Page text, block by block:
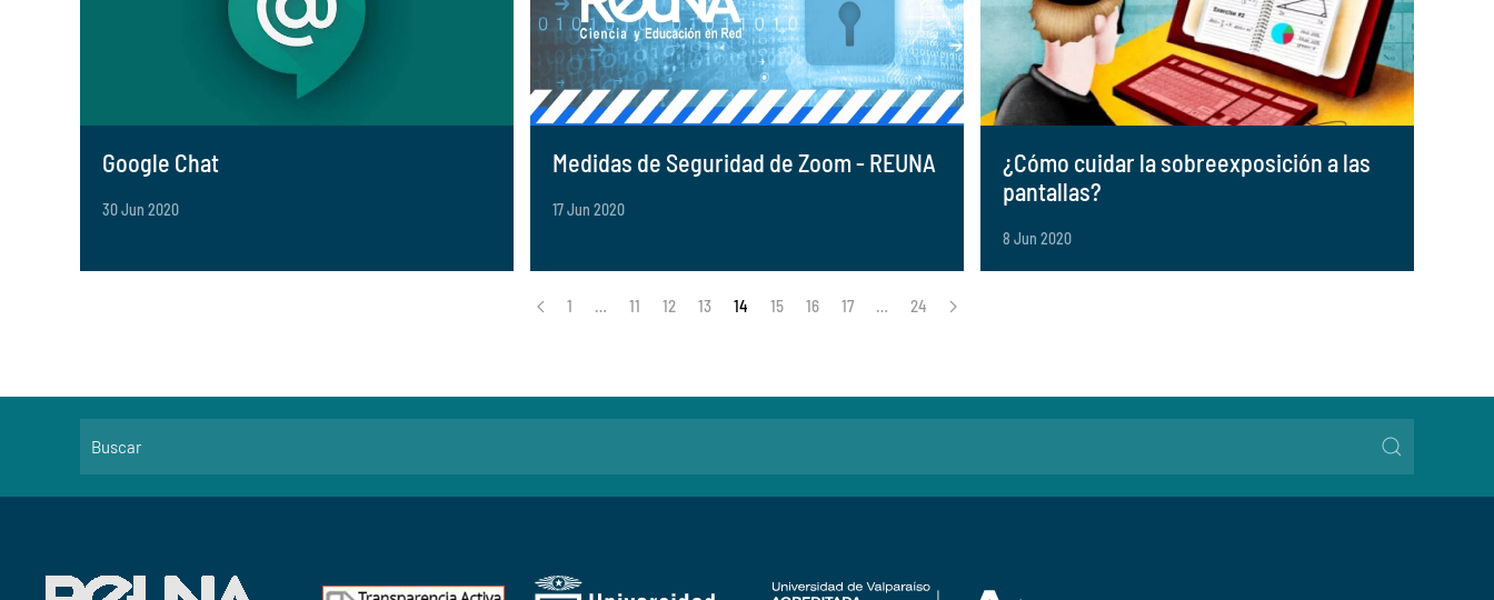
Google Chat
30 Jun 2020
Medidas de Seguridad de Zoom - REUNA
17 Jun 2020
¿Cómo cuidar la sobreexposición a las
pantallas?
8 Jun 2020
1 … 11 12 13 14 15 16 17 … 24